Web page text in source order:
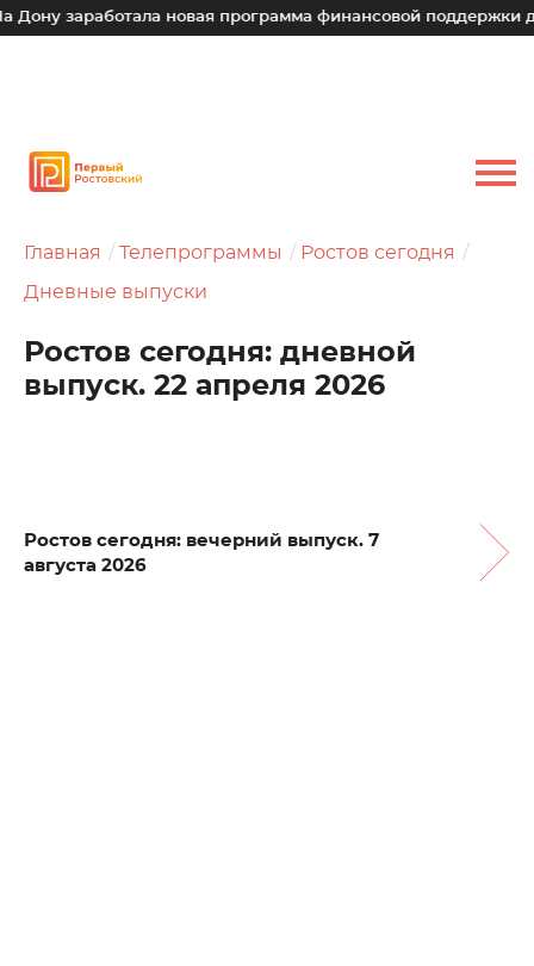
новая программа финансовой поддержки для
Главная Телепрограммы Ростов сегодня
Дневные выпуски
Ростов сегодня: дневной
выпуск. 22 апреля 2026
Ростов сегодня: вечерний выпуск. 7
августа 2026